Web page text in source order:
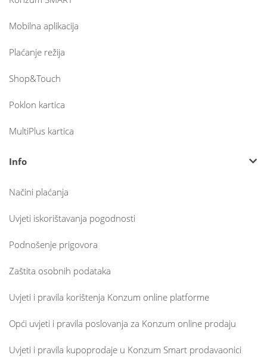
Mobilna aplikacija
Plaćanje režija
Shop&Touch
Poklon kartica
MultiPlus kartica
Info
Načini plaćanja
Uvjeti iskorištavanja pogodnosti
Podnošenje prigovora
Zaštita osobnih podataka
Uvjeti i pravila korištenja Konzum online platforme
Opći uvjeti i pravila poslovanja za Konzum online prodaju
Uvjeti i pravila kupoprodaje u Konzum Smart prodavaonici